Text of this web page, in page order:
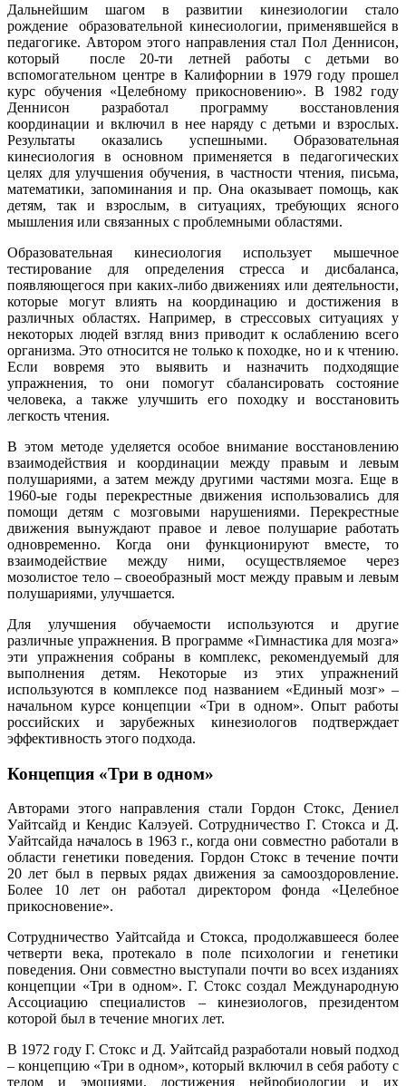
Дальнейшим шагом в развитии кинезиологии стало
рождение образовательной кинесиологии, применявшейся в
педагогике. Автором этого направления стал Пол Деннисон,
который после 20-ти летней работы с детьми во
вспомогательном центре в Калифорнии в 1979 году прошел
курс обучения «Целебному прикосновению». В 1982 году
Деннисон разработал программу восстановления
координации и включил в нее наряду с детьми и взрослых.
Результаты оказались успешными. Образовательная
кинесиология в основном применяется в педагогических
целях для улучшения обучения, в частности чтения, письма,
математики, запоминания и пр. Она оказывает помощь, как
детям, так и взрослым, в ситуациях, требующих ясного
мышления или связанных с проблемными областями.
Образовательная кинесиология использует мышечное
тестирование для определения стресса и дисбаланса,
появляющегося при каких-либо движениях или деятельности,
которые могут влиять на координацию и достижения в
различных областях. Например, в стрессовых ситуациях у
некоторых людей взгляд вниз приводит к ослаблению всего
организма. Это относится не только к походке, но и к чтению.
Если вовремя это выявить и назначить подходящие
упражнения, то они помогут сбалансировать состояние
человека, а также улучшить его походку и восстановить
легкость чтения.
В этом методе уделяется особое внимание восстановлению
взаимодействия и координации между правым и левым
полушариями, а затем между другими частями мозга. Еще в
1960-ые годы перекрестные движения использовались для
помощи детям с мозговыми нарушениями. Перекрестные
движения вынуждают правое и левое полушарие работать
одновременно. Когда они функционируют вместе, то
взаимодействие между ними, осуществляемое через
мозолистое тело – своеобразный мост между правым и левым
полушариями, улучшается.
Для улучшения обучаемости используются и другие
различные упражнения. В программе «Гимнастика для мозга»
эти упражнения собраны в комплекс, рекомендуемый для
выполнения детям. Некоторые из этих упражнений
используются в комплексе под названием «Единый мозг» –
начальном курсе концепции «Три в одном». Опыт работы
российских и зарубежных кинезиологов подтверждает
эффективность этого подхода.
Концепция «Три в одном»
Авторами этого направления стали Гордон Стокс, Дениел
Уайтсайд и Кендис Калэуей. Сотрудничество Г. Стокса и Д.
Уайтсайда началось в 1963 г., когда они совместно работали в
области генетики поведения. Гордон Стокс в течение почти
20 лет был в первых рядах движения за самооздоровление.
Более 10 лет он работал директором фонда «Целебное
прикосновение».
Сотрудничество Уайтсайда и Стокса, продолжавшееся более
четверти века, протекало в поле психологии и генетики
поведения. Они совместно выступали почти во всех изданиях
концепции «Три в одном». Г. Стокс создал Международную
Ассоциацию специалистов – кинезиологов, президентом
которой был в течение многих лет.
В 1972 году Г. Стокс и Д. Уайтсайд разработали новый подход
– концепцию «Три в одном», который включил в себя работу с
телом и эмоциями, достижения нейробиологии и их